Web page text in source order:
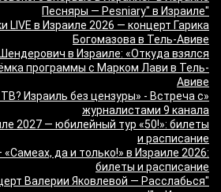
"Песняры — Pesniary" в Израиле
в Израиле 2026 — концерт Гарика
Богомазова в Тель-Авиве
в Израиле: «Откуда взялся
программы с Марком Лави в Тель-
Авиве
Израиль без цензуры» - Встреча с
журналистами 9 канала
2027 — юбилейный тур «50!»: билеты
и расписание
да и только!» в Израиле 2026:
билеты и расписание
Валерии Яковлевой — Расслабься